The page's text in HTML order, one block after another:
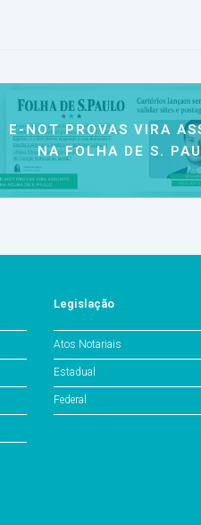
E-NOT PROVAS VIRA
NA FOLHA DE S.
Legislação
Atos Notariais
Estadual
Federal